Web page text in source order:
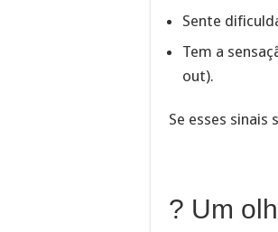
Sente
Tem a
out).
Se esses
? Um